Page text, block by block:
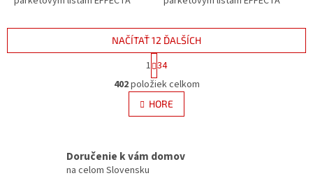
O
v
l
á
c
NAČÍTAŤ 12 ĎALŠÍCH
t
r
á
n
k
a
1 34
402položiek celkom
HORE
Doručenie k vám domov
na celom Slovensku